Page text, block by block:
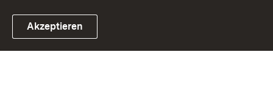
Link zum Landesportal
Akzeptieren